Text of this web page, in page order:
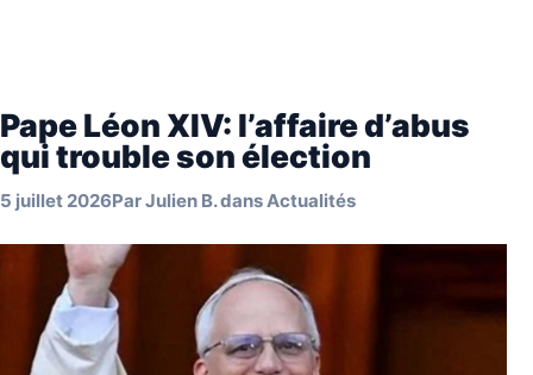
Pape Léon XIV: l’affaire d’abus
qui trouble son élection
5 juillet 2026ParJulien B.dansActualités